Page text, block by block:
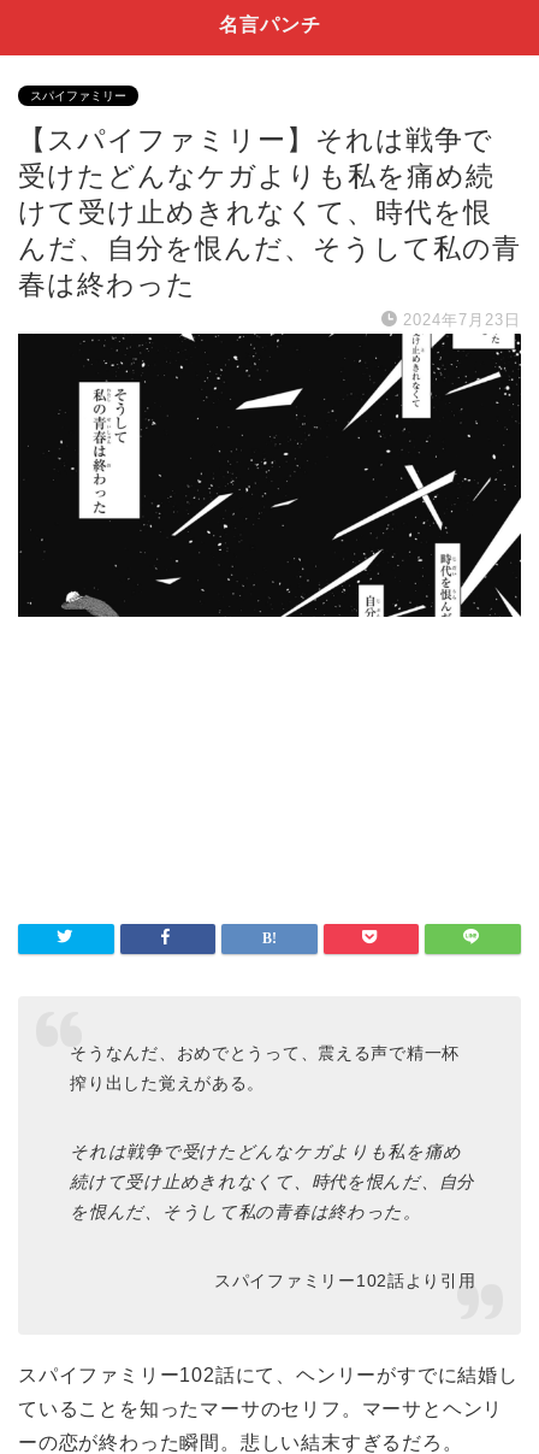
名言パンチ
スパイファミリー
【スパイファミリー】それは戦争で
受けたどんなケガよりも私を痛め続
けて受け止めきれなくて、時代を恨
んだ、自分を恨んだ、そうして私の青
春は終わった
2024年7月23日
そうなんだ、おめでとうって、震える声で精一杯
搾り出した覚えがある。
それは戦争で受けたどんなケガよりも私を痛め
続けて受け止めきれなくて、時代を恨んだ、自分
を恨んだ、そうして私の青春は終わった。
スパイファミリー102話より引用
スパイファミリー102話にて、ヘンリーがすでに結婚し
ていることを知ったマーサのセリフ。マーサとヘンリ
ーの恋が終わった瞬間。悲しい結末すぎるだろ。